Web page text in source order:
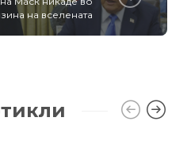
на вселената